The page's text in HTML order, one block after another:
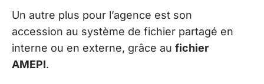
Un autre plus pour l’agence est son
accession au système de fichier partagé en
interne ou en externe, grâce au fichier
AMEPI.